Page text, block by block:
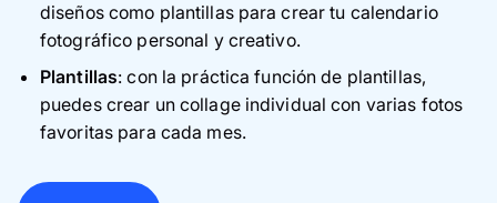
diseños como plantillas para crear tu calendario
fotográfico personal y creativo.
Plantillas: con la práctica función de plantillas,
puedes crear un collage individual con varias fotos
favoritas para cada mes.